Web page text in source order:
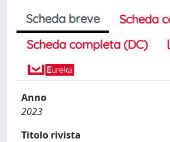
Scheda breve
Scheda
Scheda completa (DC)
Anno
2023
Titolo rivista